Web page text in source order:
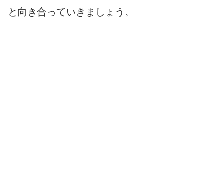
と向き合っていきましょう。